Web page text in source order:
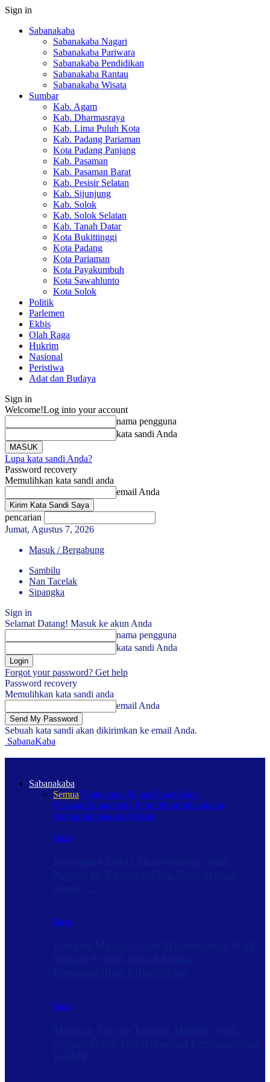
Sign in
Sabanakaba
Sabanakaba Nagari
Sabanakaba Pariwara
Sabanakaba Pendidikan
Sabanakaba Rantau
Sabanakaba Wisata
Sumbar
Kab. Agam
Kab. Dharmasraya
Kab. Lima Puluh Kota
Kab. Padang Pariaman
Kota Padang Panjang
Kab. Pasaman
Kab. Pasaman Barat
Kab. Pesisir Selatan
Kab. Sijunjung
Kab. Solok
Kab. Solok Selatan
Kab. Tanah Datar
Kota Bukittinggi
Kota Padang
Kota Pariaman
Kota Payakumbuh
Kota Sawahlunto
Kota Solok
Politik
Parlemen
Ekbis
Olah Raga
Hukrim
Nasional
Peristiwa
Adat dan Budaya
Sign in
Welcome!Log into your account
nama pengguna
kata sandi Anda
Lupa kata sandi Anda?
Password recovery
Memulihkan kata sandi anda
email Anda
pencarian
Jumat, Agustus 7, 2026
Masuk / Bergabung
Sambilu
Nan Tacelak
Sipangka
Sign in
Selamat Datang! Masuk ke akun Anda
nama pengguna
kata sandi Anda
Forgot your password? Get help
Password recovery
Memulihkan kata sandi anda
email Anda
Sebuah kata sandi akan dikirimkan ke email Anda.
SabanaKaba
Sabanakaba
SemuaSabanakaba NagariSabanakaba
PariwaraSabanakaba PendidikanSabanakaba
RantauSabanakaba Wisata
Baru
Baru
Baru